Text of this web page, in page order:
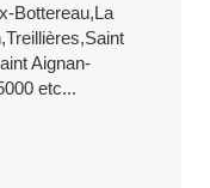
Bottereau,La
Aignan-
etc...